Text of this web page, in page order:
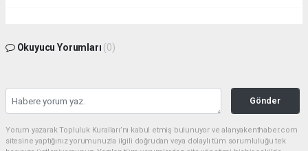
Okuyucu Yorumları (0)
Gönder
Yorum yazarak Topluluk Kuralları’nı kabul etmiş bulunuyor ve alanyakenthaber.com
sitesine yaptığınız yorumunuzla ilgili doğrudan veya dolaylı tüm sorumluluğu tek